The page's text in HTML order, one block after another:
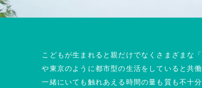
こどもが生まれると親だけでなくさまざまな
や東京のように都市型の生活をしていると共
一緒にいても触れあえる時間の量も質も不十